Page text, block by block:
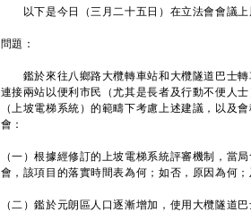
以下是今日（三月二十五日）在立法會會議上
問題：
鑑於來往八鄉路大欖轉車站和大欖隧道巴士轉
連接兩站以便利市民（尤其是長者及行動不便人
（上坡電梯系統）的範疇下考慮上述建議，以及
會：
（一）根據經修訂的上坡電梯系統評審機制，當
會，該項目的落實時間表為何；如否，原因為何；
（二）鑑於元朗區人口逐漸增加，使用大欖隧道